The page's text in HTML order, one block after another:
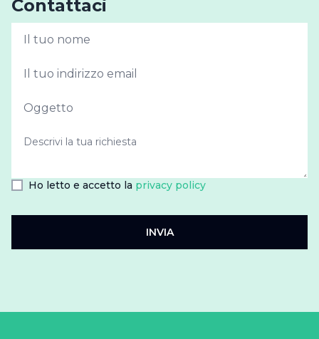
Contattaci
Ho letto e accetto la privacy policy
INVIA